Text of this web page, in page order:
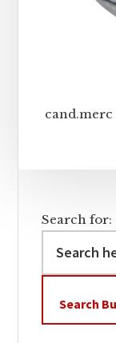
cand.merc
Search for:
Search